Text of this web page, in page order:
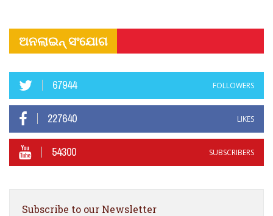
ଅନଲାଇନ୍ ସଂଯୋଗ
67944 FOLLOWERS
227640 LIKES
54300 SUBSCRIBERS
Subscribe to our Newsletter